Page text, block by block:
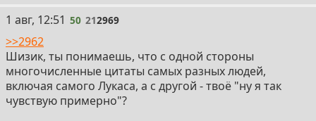
50
1 авг, 12:51 50 212969
>>2962
Шизик, ты понимаешь, что с одной стороны
многочисленные цитаты самых разных людей,
включая самого Лукаса, а с другой - твоё "ну я так
чувствую примерно"?